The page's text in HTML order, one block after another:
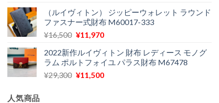
で
し
た。
¥12,900
で
す。
価
格
は
で
し
た。
の
価
格
¥11,580
で
す。
（ルイヴィトン） ジッピーウォレット ラウンド
ファスナー式財布 M60017-333
¥16,500 元
価
格
は
¥11,970現
の
価
格
2022新作ルイヴィトン 財布 レディース モノグ
ラム ポルトフォイユ パラス財布 M67478
¥29,300 元
¥11,500現
人気商品